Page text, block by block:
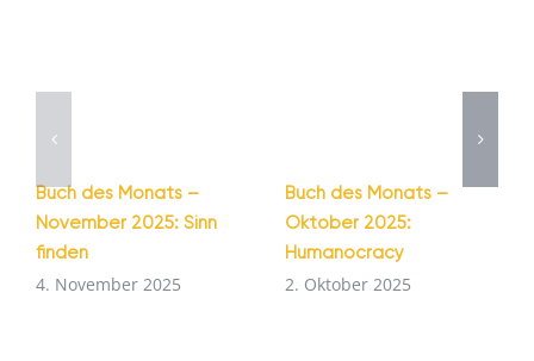
Buch des Monats –
November 2025: Sinn
finden
4. November 2025
Buch des Monats –
Oktober 2025:
Humanocracy
2. Oktober 2025